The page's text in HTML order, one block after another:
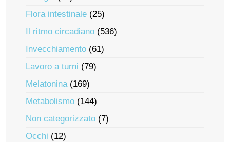
Flora intestinale (25)
Il ritmo circadiano (536)
Invecchiamento (61)
Lavoro a turni (79)
Melatonina(169)
Metabolismo (144)
Non categorizzato (7)
Occhi (12)